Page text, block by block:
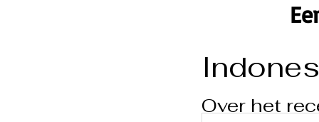
Over het